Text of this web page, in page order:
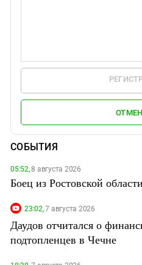
СОБЫТИЯ
05:52,8 августа 2026
Боец из Ростовской
23:02,7 августа 2026
Даудов отчитался о
подтопленцев в Чечне